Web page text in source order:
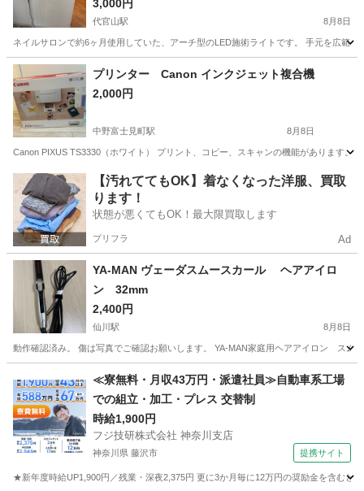
3,000円
代官山駅 8月8日
ネイルサロンで約6ヶ月使用していた、アーチ型のLED施術ライトです。 手元を広範
東京 渋谷区 代官山駅 ライト
プリンター Canon インクジェット複合機
2,000円
中野富士見町駅 8月8日
Canon PIXUS TS3330（ホワイト） プリント、コピー、スキャンの機能があります
東京 中野区 中野富士見町駅 生活家電
【汚れててもOK】着なくなった洋服、買取
ります！
状態が悪くてもOK！最大限買取します
プリフラ Ad
YA-MAN ヴェーダスムースカール ヘアアイロ
ン 32mm
2,400円
仙川駅 8月8日
動作確認済み。 傷は写真でご確認お願いします。 YA-MAN家庭用ヘアアイロン スム
仙川駅 美容家電
≪寮無料・月収43万円・派遣社員≫自動車系工場
での組立・加工・プレス 交替制
時給1,900円
フジ技研株式会社 神奈川支店
神奈川県 藤沢市 提携サイト
★新年度時給UP1,900円／残業・深夜2,375円 更に3か月毎に12万円の奨励金を含む